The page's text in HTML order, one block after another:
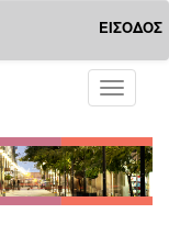
ΕΙΣΟΔΟΣ
Toggle